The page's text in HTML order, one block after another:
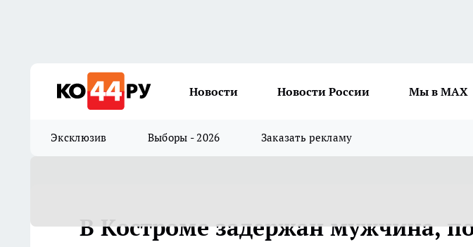
Новости Новости России Мы в MAX
Эксклюзив Выборы - 2026 Заказать рекламу
В Костроме задержан мужчина,